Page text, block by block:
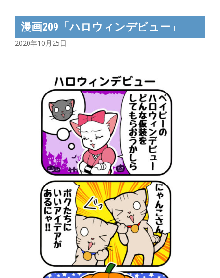
漫画209「ハロウィンデビュー」
2020年10月25日